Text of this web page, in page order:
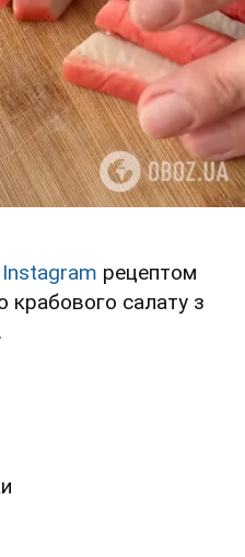
рецептом
крабового салату з